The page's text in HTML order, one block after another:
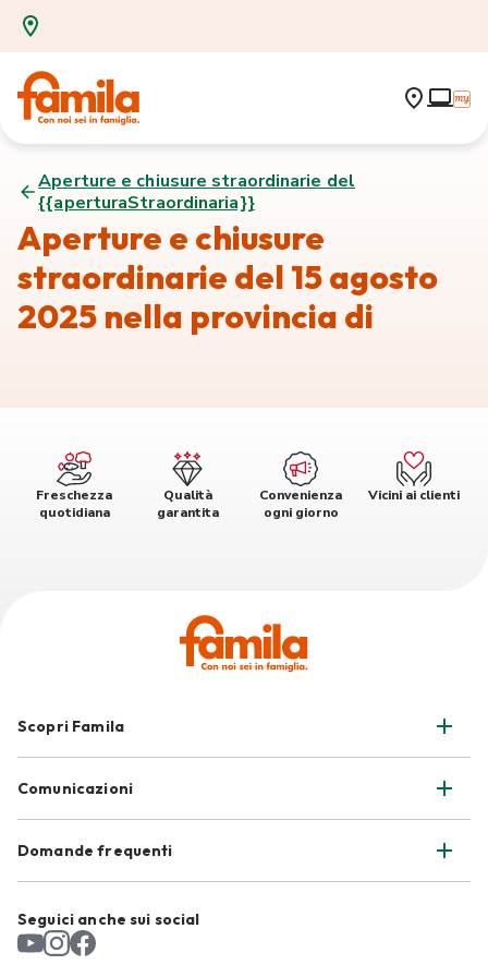
Aperture e chiusure straordinarie del
{{aperturaStraordinaria}}
Aperture e chiusure
straordinarie del 15 agosto
2025 nella provincia di
Freschezza
quotidiana
Qualità
garantita
Convenienza
ogni giorno
Vicini ai clienti
Scopri Famila
Comunicazioni
Domande frequenti
Seguici anche sui social